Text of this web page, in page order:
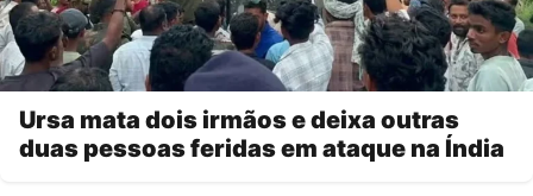
Ursa mata dois irmãos e deixa outras
duas pessoas feridas em ataque na Índia